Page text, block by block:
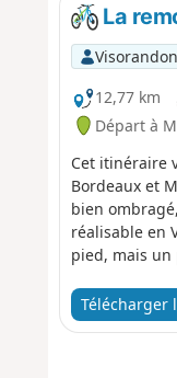
La
12,77 km
Départ à
Cet itinéraire
Bordeaux et
bien
réalisable en
pied, mais un
Télécharger